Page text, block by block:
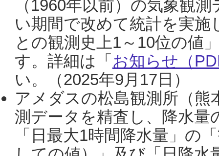
（1960年以前）の気象観
い期間で改めて統計を実
との観測史上1～10位の値
す。詳細は「 お知らせ（
い。（2025年9月17日）
アメダスの松島観測所（熊
測データを精査し、降水
「日最大1時間降水量」の